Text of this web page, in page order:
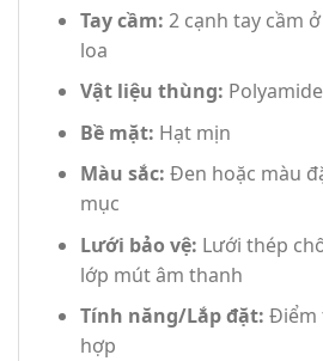
Tay cầm: 2 cạnh tay cầm
loa
Vật liệu thùng: Polyamide
Bề mặt: Hạt mịn
Màu sắc: Đen hoặc màu
mục
Lưới bảo vệ: Lưới thép
lớp mút âm thanh
Tính năng/Lắp đặt: Điểm
hợp